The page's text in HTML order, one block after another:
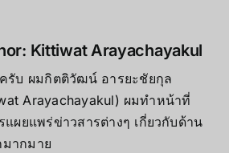
Kittiwat Arayachayakul
รับ ผมกิตติวัฒน์ อารยะชัยกุล
Arayachayakul) ผมทำหน้าที่
แผยแพร่ข่าวสารต่างๆ เกี่ยวกับด้าน
ากมาย